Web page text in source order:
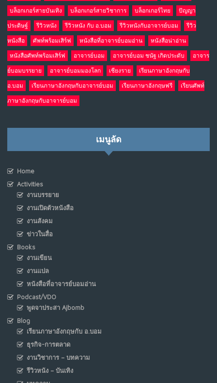
บล็อกเกอร์สายบันเทิง บล็อกเกอร์สายวิชาการ บล็อกเกอร์ไทย ปัญญา
ประดิษฐ์ รีวิวหนัง รีวิวหนัง กับ อ.บอม รีวิวหนังกับอาจารย์บอม รีวิว
หนังสือ ศัพท์พร้อมเสิร์ฟ หนังสือที่อาจารย์บอมอ่าน หนังสือน่าอ่าน
หนังสือศัพท์พร้อมเสิร์ฟ อาจารย์บอม อาจารย์บอม ชนัฐ เกิดประดับ อาจาร
ย์บอมบรรยาย อาจารย์บอมมองโลก เชียงราย เรียนภาษาอังกฤษกับ
อ.บอม เรียนภาษาอังกฤษกับอาจารย์บอม เรียนภาษาอังกฤษฟรี เรียนศัพท์
ภาษาอังกฤษกับอาจารย์บอม
เมนูลัด
Home
Activities
งานบรรยาย
งานเปิดตัวหนังสือ
งานสังคม
ข่าวในสื่อ
Books
งานเขียน
งานแปล
หนังสือที่อาจารย์บอมอ่าน
Podcast/VDO
พูดจาประสา Ajbomb
Blog
เรียนภาษาอังกฤษกับ อ.บอม
ธุรกิจ-การตลาด
งานวิชาการ – บทความ
รีวิวหนัง – บันเทิง